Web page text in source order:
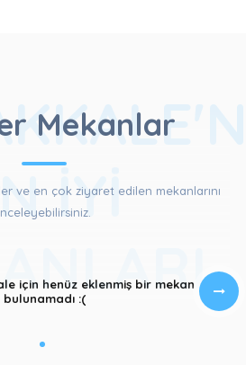
Mekanlar
İYI
ve en çok ziyaret edilen mekanlarını
için henüz eklenmiş bir mekan
bulunamadı :(